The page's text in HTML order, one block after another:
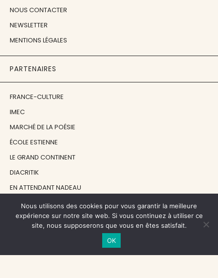
NOUS CONTACTER
NEWSLETTER
MENTIONS LÉGALES
PARTENAIRES
FRANCE-CULTURE
IMEC
MARCHÉ DE LA POÉSIE
ÉCOLE ESTIENNE
LE GRAND CONTINENT
DIACRITIK
EN ATTENDANT NADEAU
NOS SOUTIENS
Nous utilisons des cookies pour vous garantir la meilleure
expérience sur notre site web. Si vous continuez à utiliser ce
site, nous supposerons que vous en êtes satisfait.
OK